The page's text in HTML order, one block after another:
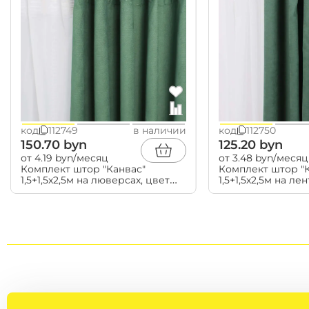
Бытовая техника
пылесосы
утюги
чайники
блендеры и миксеры
варочные поверхности
духовые шкафы
6 месяцев
✓ Оформление без посещения Банка (ONLINE)
✓ Сумма рассрочки от 50 BYN до 5 000 BYN
✓ Оформление без первого взноса | без
✓ Досрочное погашение без переплат
✓ Не оформляется при покупке товаров со
уцененных товаров
код 112749 в наличии
150.70 byn
от 4.19 byn/месяц
Комплект штор "Канвас"
1,5+1,5х2,5м на люверсах, цвет
хвойный (арт.906-588)
код 112750
125.20 byn
от 3.48 byn/месяц
Комплект штор
1,5+1,5х2,5м на
хвойный